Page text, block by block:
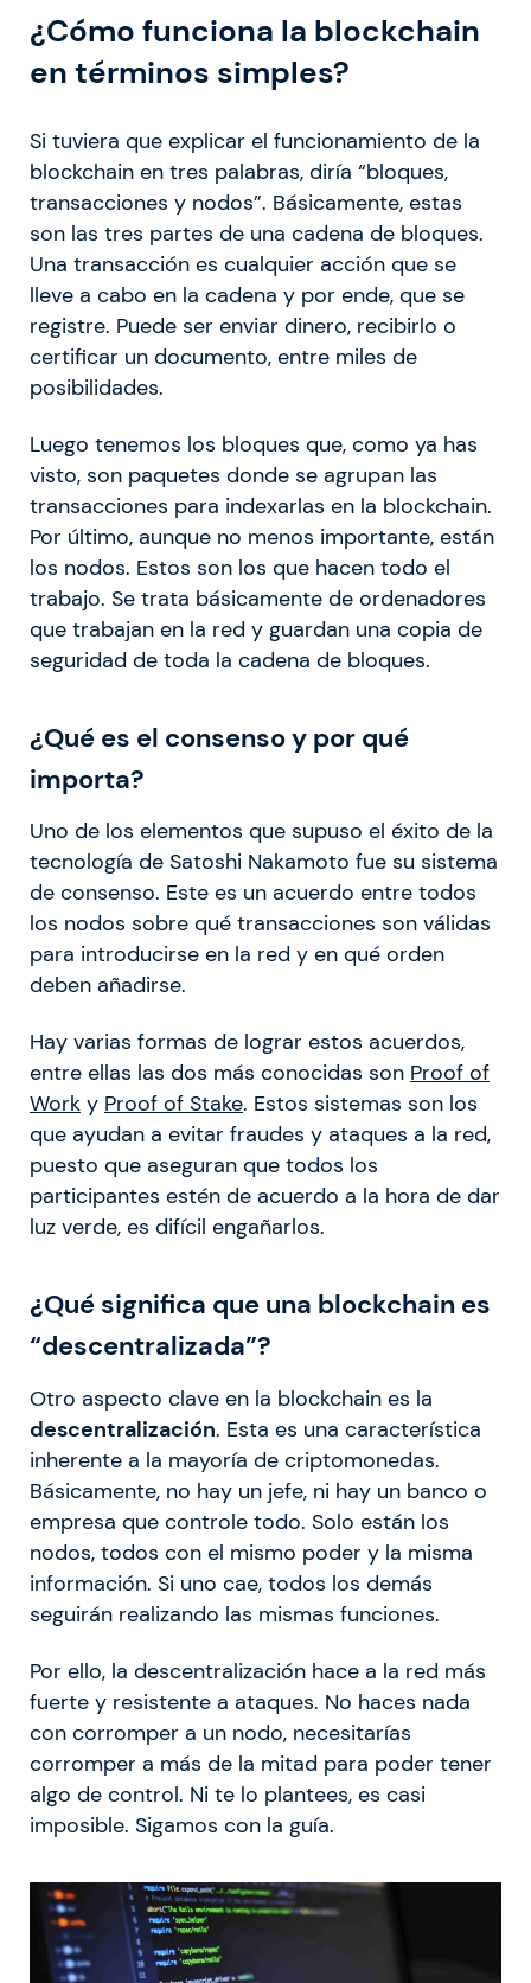
¿Cómo funciona la blockchain
en términos simples?
Si tuviera que explicar el funcionamiento de la
blockchain en tres palabras, diría “bloques,
transacciones y nodos”. Básicamente, estas
son las tres partes de una cadena de bloques.
Una transacción es cualquier acción que se
lleve a cabo en la cadena y por ende, que se
registre. Puede ser enviar dinero, recibirlo o
certificar un documento, entre miles de
posibilidades.
Luego tenemos los bloques que, como ya has
visto, son paquetes donde se agrupan las
transacciones para indexarlas en la blockchain.
Por último, aunque no menos importante, están
los nodos. Estos son los que hacen todo el
trabajo. Se trata básicamente de ordenadores
que trabajan en la red y guardan una copia de
seguridad de toda la cadena de bloques.
¿Qué es el consenso y por qué
importa?
Uno de los elementos que supuso el éxito de la
tecnología de Satoshi Nakamoto fue su sistema
de consenso. Este es un acuerdo entre todos
los nodos sobre qué transacciones son válidas
para introducirse en la red y en qué orden
deben añadirse.
Hay varias formas de lograr estos acuerdos,
entre ellas las dos más conocidas son Proof of
Work y Proof of Stake. Estos sistemas son los
que ayudan a evitar fraudes y ataques a la red,
puesto que aseguran que todos los
participantes estén de acuerdo a la hora de dar
luz verde, es difícil engañarlos.
¿Qué significa que una blockchain es
“descentralizada”?
Otro aspecto clave en la blockchain es la
descentralización. Esta es una característica
inherente a la mayoría de criptomonedas.
Básicamente, no hay un jefe, ni hay un banco o
empresa que controle todo. Solo están los
nodos, todos con el mismo poder y la misma
información. Si uno cae, todos los demás
seguirán realizando las mismas funciones.
Por ello, la descentralización hace a la red más
fuerte y resistente a ataques. No haces nada
con corromper a un nodo, necesitarías
corromper a más de la mitad para poder tener
algo de control. Ni te lo plantees, es casi
imposible. Sigamos con la guía.